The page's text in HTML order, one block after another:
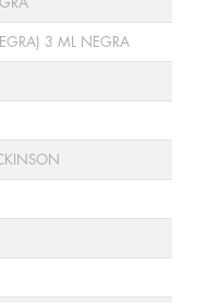
3 ML NEGRA